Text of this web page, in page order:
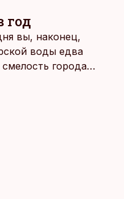
год
вы, наконец,
воды едва
города